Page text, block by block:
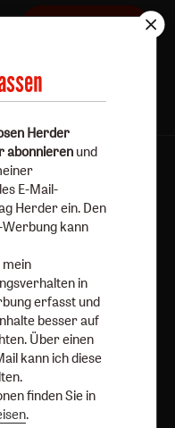
Herder
abonnieren und
E-Mail-
Herder ein. Den
kann
mein
in
erfasst und
besser auf
Über einen
kann ich diese
finden Sie in
.